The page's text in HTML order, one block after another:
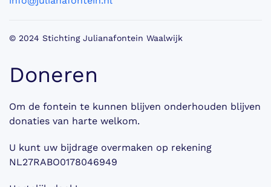
© 2024 Stichting Julianafontein Waalwijk
Doneren
Om de fontein te kunnen blijven onderhouden blijven
donaties van harte welkom.
U kunt uw bijdrage overmaken op rekening
NL27RABO0178046949